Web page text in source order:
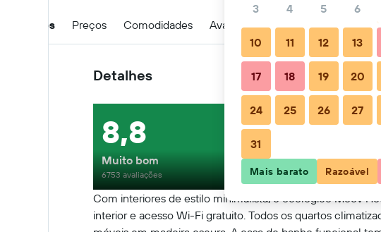
Detalhes Preços Comodidades Avaliações Localização
Detalhes
Com interiores de estilo minimalista, o ecológico Moov
interior e acesso Wi-Fi gratuito. Todos os quartos
8,8
Muito bom
6753 avaliações
3 4 5 6
10 11 12 13
17 18 19 20
24 25 26 27
31
Mais barato Razoável